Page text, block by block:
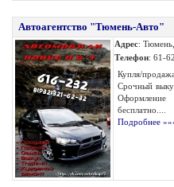
Автоагентство "Тюмень-Авто"
Адрес: Тюмень,
Телефон: 61-
Купля/
Срочный
бесплатно....
Подробнее